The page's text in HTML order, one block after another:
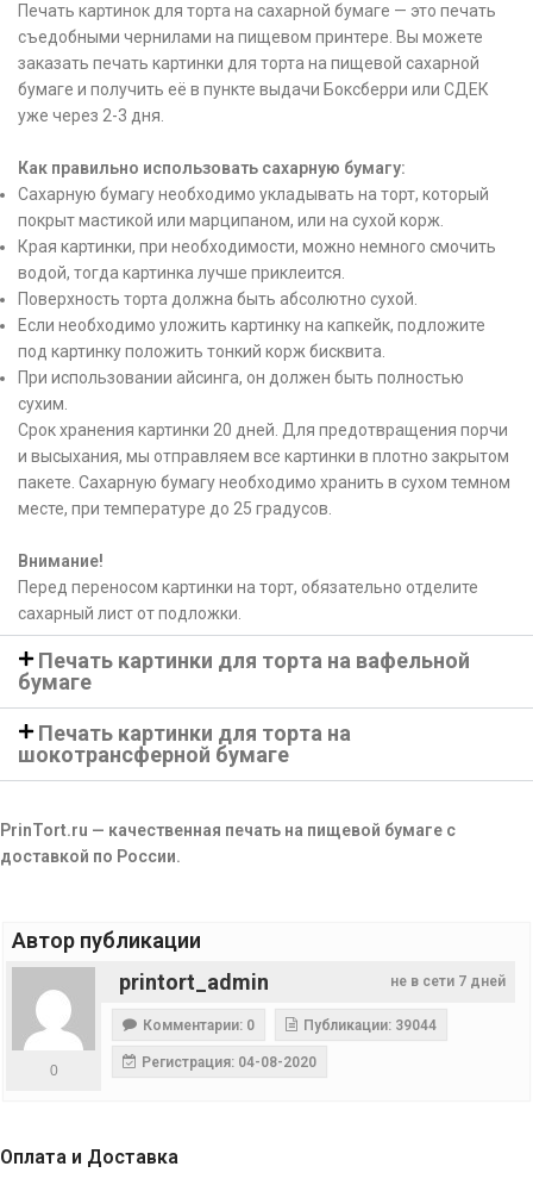
Печать картинок для торта на сахарной бумаге — это печать
съедобными чернилами на пищевом принтере. Вы можете
заказать печать картинки для торта на пищевой сахарной
бумаге и получить её в пункте выдачи Боксберри или СДЕК
уже через 2-3 дня.
Как правильно использовать сахарную бумагу:
Сахарную бумагу необходимо укладывать на торт, который
покрыт мастикой или марципаном, или на сухой корж.
Края картинки, при необходимости, можно немного смочить
водой, тогда картинка лучше приклеится.
Поверхность торта должна быть абсолютно сухой.
Если необходимо уложить картинку на капкейк, подложите
под картинку положить тонкий корж бисквита.
При использовании айсинга, он должен быть полностью
сухим.
Срок хранения картинки 20 дней. Для предотвращения порчи
и высыхания, мы отправляем все картинки в плотно закрытом
пакете. Сахарную бумагу необходимо хранить в сухом темном
месте, при температуре до 25 градусов.
Внимание!
Перед переносом картинки на торт, обязательно отделите
сахарный лист от подложки.
Печать картинки для торта на вафельной
бумаге
Печать картинки для торта на
шокотрансферной бумаге
PrinTort.ru — качественная печать на пищевой бумаге с
доставкой по России.
Автор публикации
не в сети 7 дней
printort_admin
0
Комментарии: 0 Публикации: 39044
Регистрация: 04-08-2020
Оплата и Доставка